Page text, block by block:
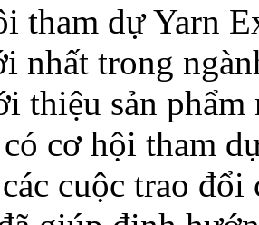
tham dự Yarn
nhất trong
thiệu sản
cơ hội tham
cuộc trao